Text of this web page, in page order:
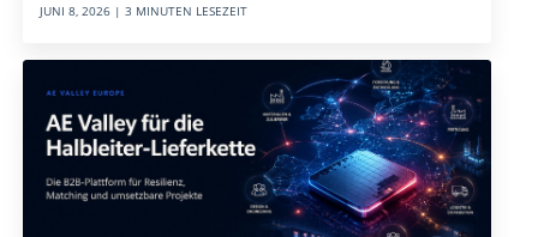
JUNI 8, 2026 | 3 MINUTEN LESEZEIT